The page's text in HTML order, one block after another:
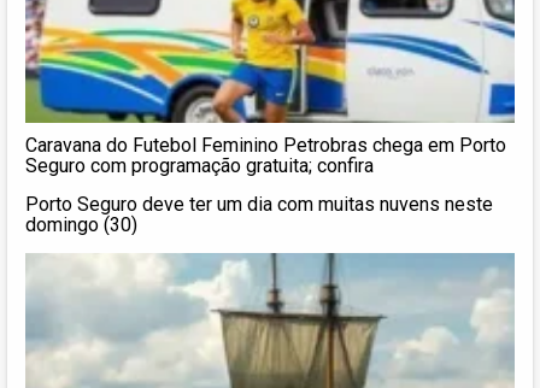
Caravana do Futebol Feminino Petrobras chega em Porto
Seguro com programação gratuita; confira
Porto Seguro deve ter um dia com muitas nuvens neste
domingo (30)